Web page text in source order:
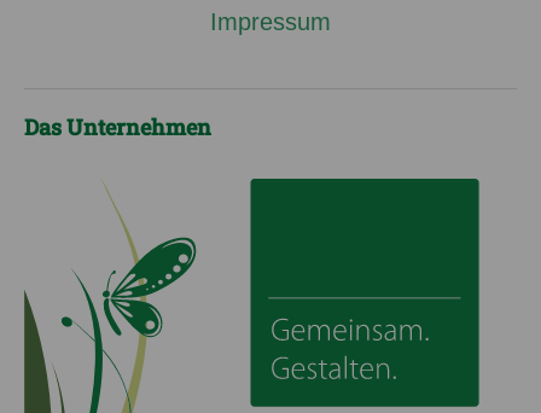
Impressum
Das Unternehmen